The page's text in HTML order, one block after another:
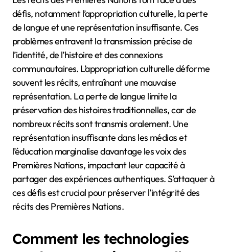
Quels sont les défis
rencontrés dans la
préservation des récits
des Premières Nations ?
Les récits des Premières Nations font face à des
défis, notamment l’appropriation culturelle, la perte
de langue et une représentation insuffisante. Ces
problèmes entravent la transmission précise de
l’identité, de l’histoire et des connexions
communautaires. L’appropriation culturelle déforme
souvent les récits, entraînant une mauvaise
représentation. La perte de langue limite la
nombreux récits sont transmis oralement. Une
représentation insuffisante dans les médias et